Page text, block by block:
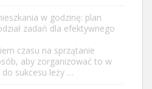
w godzinę: plan
zadań dla efektywnego
czasu na sprzątanie
aby zorganizować to w
do sukcesu leży …